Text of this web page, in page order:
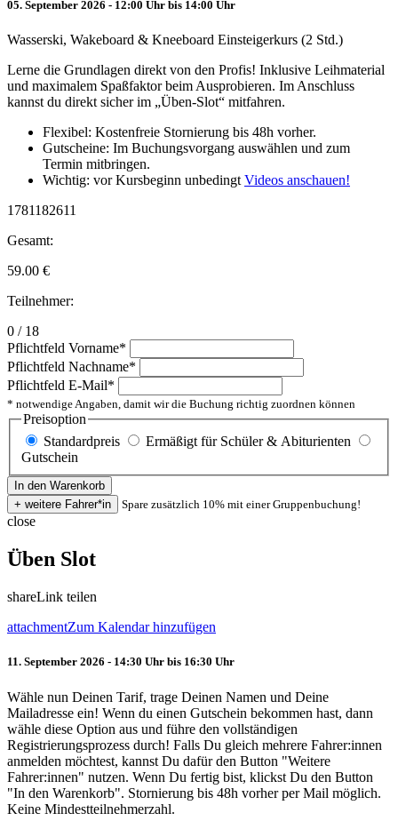
05. September 2026 - 12:00 Uhr bis 14:00 Uhr
Wasserski, Wakeboard & Kneeboard Einsteigerkurs (2 Std.)
Lerne die Grundlagen direkt von den Profis! Inklusive Leihmaterial
und maximalem Spaßfaktor beim Ausprobieren. Im Anschluss
kannst du direkt sicher im „Üben-Slot“ mitfahren.
Flexibel: Kostenfreie Stornierung bis 48h vorher.
Gutscheine: Im Buchungsvorgang auswählen und zum
Termin mitbringen.
Wichtig: vor Kursbeginn unbedingt Videos anschauen!
1781182611
Gesamt:
59.00 €
Teilnehmer:
0 / 18
Pflichtfeld Vorname*
Pflichtfeld Nachname*
Pflichtfeld E-Mail*
* notwendige Angaben, damit wir die Buchung richtig zuordnen können
Preisoption
Standardpreis
Ermäßigt für Schüler & Abiturienten
Gutschein
Spare zusätzlich 10% mit einer Gruppenbuchung!
close
Üben Slot
shareLink teilen
attachmentZum Kalendar hinzufügen
11. September 2026 - 14:30 Uhr bis 16:30 Uhr
Wähle nun Deinen Tarif, trage Deinen Namen und Deine
Mailadresse ein! Wenn du einen Gutschein bekommen hast, dann
wähle diese Option aus und führe den vollständigen
Registrierungsprozess durch! Falls Du gleich mehrere Fahrer:innen
anmelden möchtest, kannst Du dafür den Button "Weitere
Fahrer:innen" nutzen. Wenn Du fertig bist, klickst Du den Button
"In den Warenkorb". Stornierung bis 48h vorher per Mail möglich.
Keine Mindestteilnehmerzahl.